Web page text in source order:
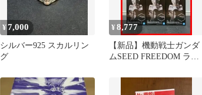
¥7,000
シルバー925 スカルリン
グ
¥8,777
【新品】機動戦士ガンダ
ムSEED FREEDOM ライ